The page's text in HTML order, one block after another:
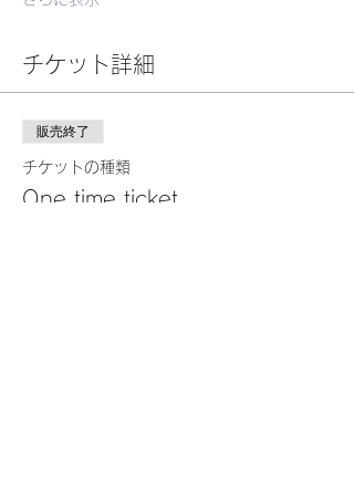
チケット詳細
販売終了
チケットの種類
One time ticket